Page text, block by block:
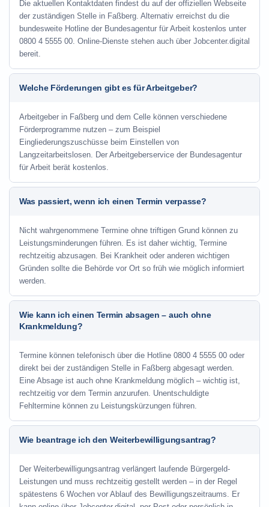
Die aktuellen Kontaktdaten findest du auf der offiziellen Webseite
der zuständigen Stelle in Faßberg. Alternativ erreichst du die
bundesweite Hotline der Bundesagentur für Arbeit kostenlos unter
0800 4 5555 00. Online-Dienste stehen auch über Jobcenter.digital
bereit.
Welche Förderungen gibt es für Arbeitgeber?
Arbeitgeber in Faßberg und dem Celle können verschiedene
Förderprogramme nutzen – zum Beispiel
Eingliederungszuschüsse beim Einstellen von
Langzeitarbeitslosen. Der Arbeitgeberservice der Bundesagentur
für Arbeit berät kostenlos.
Was passiert, wenn ich einen Termin verpasse?
Nicht wahrgenommene Termine ohne triftigen Grund können zu
Leistungsminderungen führen. Es ist daher wichtig, Termine
rechtzeitig abzusagen. Bei Krankheit oder anderen wichtigen
Gründen sollte die Behörde vor Ort so früh wie möglich informiert
werden.
Wie kann ich einen Termin absagen – auch ohne
Krankmeldung?
Termine können telefonisch über die Hotline 0800 4 5555 00 oder
direkt bei der zuständigen Stelle in Faßberg abgesagt werden.
Eine Absage ist auch ohne Krankmeldung möglich – wichtig ist,
rechtzeitig vor dem Termin anzurufen. Unentschuldigte
Fehltermine können zu Leistungskürzungen führen.
Wie beantrage ich den Weiterbewilligungsantrag?
Der Weiterbewilligungsantrag verlängert laufende Bürgergeld-
Leistungen und muss rechtzeitig gestellt werden – in der Regel
spätestens 6 Wochen vor Ablauf des Bewilligungszeitraums. Er